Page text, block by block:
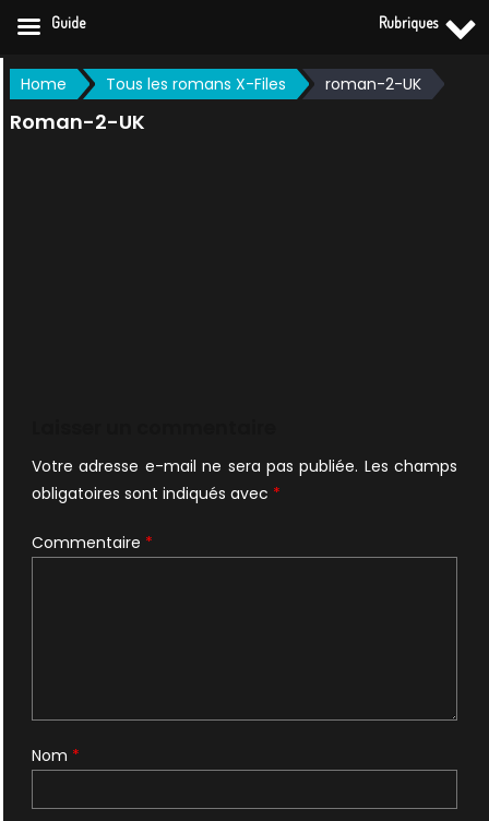
Skip
to
content
Home Tous les romans X-Files roman-2-UK
Roman-2-UK
Votre adresse e-mail ne sera pas publiée. Les champs
obligatoires sont indiqués avec *
Commentaire *
Nom *
Guide Rubriques